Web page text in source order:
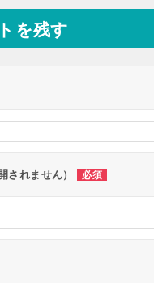
を残す
されません） 必須